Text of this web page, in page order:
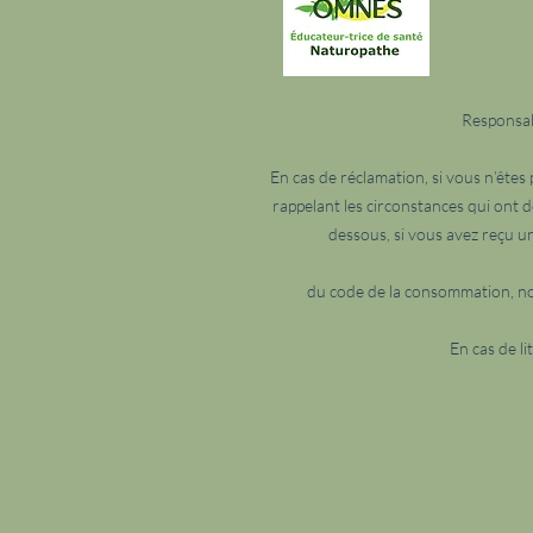
En cas de réclamation, si vous
rappelant les circonstances qui ont
dessous, si vous avez reçu
du code de la consommation,
En cas de